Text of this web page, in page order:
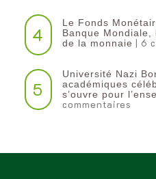
4
Le Fonds
Banque Mondiale,
de la monnaie
| 6
5
Université Nazi
académiques
s’ouvre pour
commentaires